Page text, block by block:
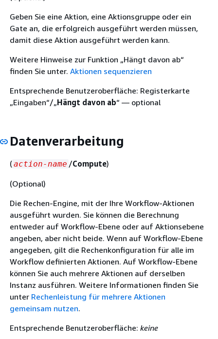
Geben Sie eine Aktion, eine Aktionsgruppe oder ein
Gate an, die erfolgreich ausgeführt werden müssen,
damit diese Aktion ausgeführt werden kann.
Weitere Hinweise zur Funktion „Hängt davon ab“
finden Sie unter. Aktionen sequenzieren
Entsprechende Benutzeroberfläche: Registerkarte
„Eingaben“/„Hängt davon ab“ — optional
Datenverarbeitung
(action-name /Compute)
(Optional)
Die Rechen-Engine, mit der Ihre Workflow-Aktionen
ausgeführt wurden. Sie können die Berechnung
entweder auf Workflow-Ebene oder auf Aktionsebene
angeben, aber nicht beide. Wenn auf Workflow-Ebene
angegeben, gilt die Rechenkonfiguration für alle im
Workflow definierten Aktionen. Auf Workflow-Ebene
können Sie auch mehrere Aktionen auf derselben
Instanz ausführen. Weitere Informationen finden Sie
unter Rechenleistung für mehrere Aktionen
gemeinsam nutzen.
Entsprechende Benutzeroberfläche: keine